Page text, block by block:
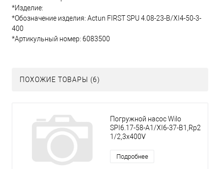
*Изделие:
*Обозначение изделия: Actun FIRST SPU 4.08-23-B/XI4-50-3-
400
*Артикульный номер: 6083500
ПОХОЖИЕ ТОВАРЫ (6)
Погружной насос Wilo
SPI6.17-58-A1/XI6-37-B1,Rp2
1/2,3x400V
Подробнее